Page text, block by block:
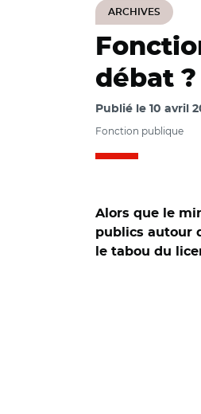
ARCHIVES
débat ?
Publié le 10 avril
Fonction publique
Alors que le
publics autour
le tabou du